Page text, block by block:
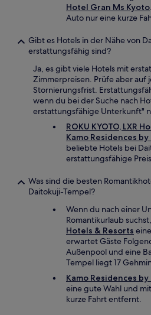
Hotel Gran Ms Kyoto
Auto nur eine kurze
Gibt es Hotels in der Nähe von
erstattungsfähig sind?
Ja, es gibt viele Hotels mit
Zimmerpreisen. Prüfe aber auf
Stornierungsfrist.
wenn du bei der Suche nach
erstattungsfähige Unterkunft"
ROKU KYOTO, LXR
Kamo Residences
beliebte Hotels bei
erstattungsfähige
Was sind die besten
Daitokuji-Tempel?
Wenn du nach einer
Romantikurlaub
Hotels & Resorts
erwartet Gäste
Außenpool und eine
Tempel liegt 17
Kamo Residences
eine gute Wahl und
kurze Fahrt entfernt.